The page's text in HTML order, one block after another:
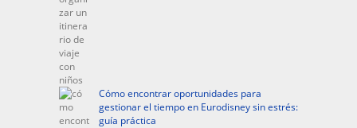
Cómo encontrar oportunidades para
gestionar el tiempo en Eurodisney sin estrés:
guía práctica